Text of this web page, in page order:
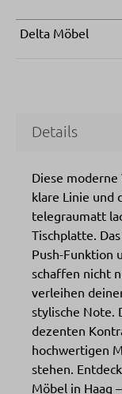
Delta Möbel
Details
Diese
klare Linie und
telegraumatt
Tischplatte.
Push-Funktion
schaffen nicht
verleihen
stylische Note.
dezenten
hochwertigen
stehen.
Möbel in Haag